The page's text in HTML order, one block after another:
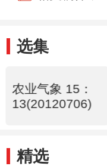
选集
农业气象 15：
13(20120706)
精选